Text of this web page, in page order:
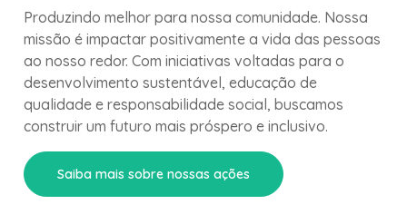
Produzindo melhor para nossa comunidade. Nossa
missão é impactar positivamente a vida das pessoas
ao nosso redor. Com iniciativas voltadas para o
desenvolvimento sustentável, educação de
qualidade e responsabilidade social, buscamos
construir um futuro mais próspero e inclusivo.
Saiba mais sobre nossas ações